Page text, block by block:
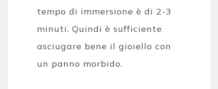
tempo di immersione è di 2-3
minuti. Quindi è sufficiente
asciugare bene il gioiello con
un panno morbido.